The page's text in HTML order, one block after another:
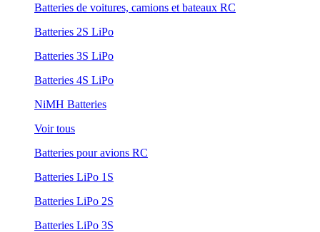
Batteries de voitures, camions et bateaux RC
Batteries 2S LiPo
Batteries 3S LiPo
Batteries 4S LiPo
NiMH Batteries
Voir tous
Batteries pour avions RC
Batteries LiPo 1S
Batteries LiPo 2S
Batteries LiPo 3S